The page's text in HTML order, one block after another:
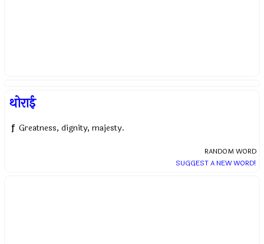
थोराई
f Greatness, dignity, majesty.
RANDOM WORD
SUGGEST A NEW WORD!